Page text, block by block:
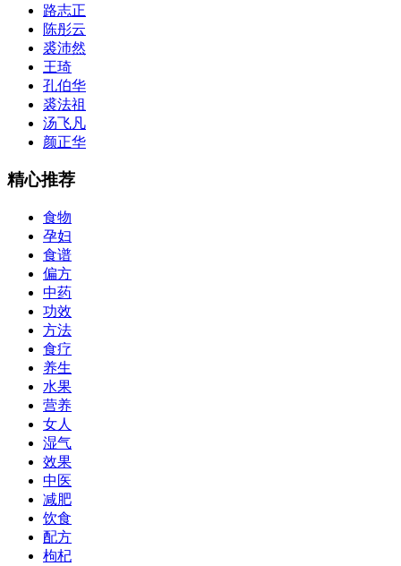
路志正
陈彤云
裘沛然
王琦
孔伯华
裘法祖
汤飞凡
颜正华
精心推荐
食物
孕妇
食谱
偏方
中药
功效
方法
食疗
养生
水果
营养
女人
湿气
效果
中医
减肥
饮食
配方
枸杞